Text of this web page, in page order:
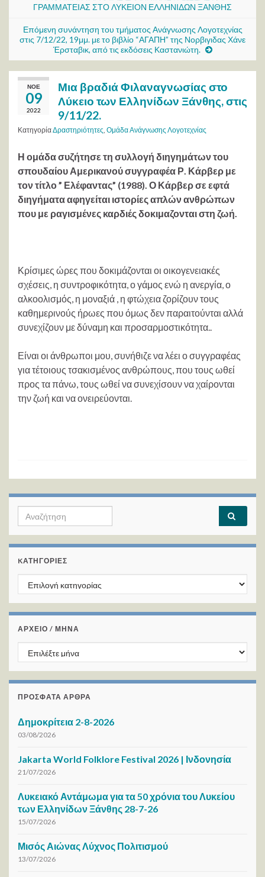
ΓΡΑΜΜΑΤΕΙΑΣ ΣΤΟ ΛΥΚΕΙΟΝ ΕΛΛΗΝΙΔΩΝ ΞΑΝΘΗΣ
Επόμενη συνάντηση του τμήματος Ανάγνωσης Λογοτεχνίας
στις 7/12/22, 19μμ. με το βιβλίο “ΑΓΑΠΗ” της Νορβιγιδας Χάνε
Έρσταβικ, από τις εκδόσεις Καστανιώτη.
ΝΟΈ
09
2022
Μια βραδιά Φιλαναγνωσίας στο
Λύκειο των Ελληνίδων Ξάνθης, στις
9/11/22.
ΚατηγορίαΔραστηριότητες, Ομάδα Ανάγνωσης Λογοτεχνίας
Η ομάδα συζήτησε τη συλλογή διηγημάτων του
σπουδαίου Αμερικανού συγγραφέα Ρ. Κάρβερ με
τον τίτλο ” Ελέφαντας” (1988). Ο Κάρβερ σε εφτά
διηγήματα αφηγείται ιστορίες απλών ανθρώπων
που με ραγισμένες καρδιές δοκιμαζονται στη ζωή.
Κρίσιμες ώρες που δοκιμάζονται οι οικογενειακές
σχέσεις, η συντροφικότητα, ο γάμος ενώ η ανεργία, ο
αλκοολισμός, η μοναξιά , η φτώχεια ζορίζουν τους
καθημερινούς ήρωες που όμως δεν παραιτούνται αλλά
συνεχίζουν με δύναμη και προσαρμοστικότητα..
Είναι οι άνθρωποι μου, συνήθιζε να λέει ο συγγραφέας
για τέτοιους τσακισμένος ανθρώπους, που τους ωθεί
προς τα πάνω, τους ωθεί να συνεχίσουν να χαίρονται
την ζωή και να ονειρεύονται.
Search for:
KΑΤΗΓΟΡΊΕΣ
Kατηγορίες
ΑΡΧΕΙΟ / ΜΗΝΑ
ΑΡΧΕΙΟ / ΜΗΝΑ
ΠΡΌΣΦΑΤΑ ΆΡΘΡΑ
Δημοκρίτεια 2-8-2026
03/08/2026
Jakarta World Folklore Festival 2026 | Ινδονησία
21/07/2026
Λυκειακό Αντάμωμα για τα 50 χρόνια του Λυκείου
των Ελληνίδων Ξάνθης 28-7-26
15/07/2026
Μισός Αιώνας Λύχνος Πολιτισμού
13/07/2026